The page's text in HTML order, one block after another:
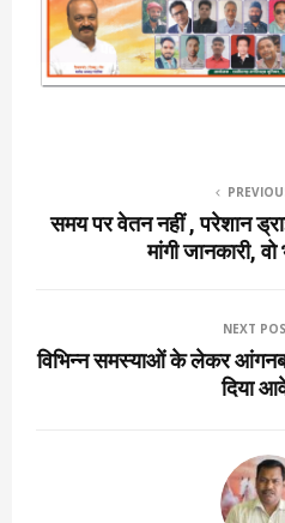
समय पर वेतन नहीं , परेशान
मांगी जानकारी,
NEXT
विभिन्न समस्याओं के लेकर
दिया